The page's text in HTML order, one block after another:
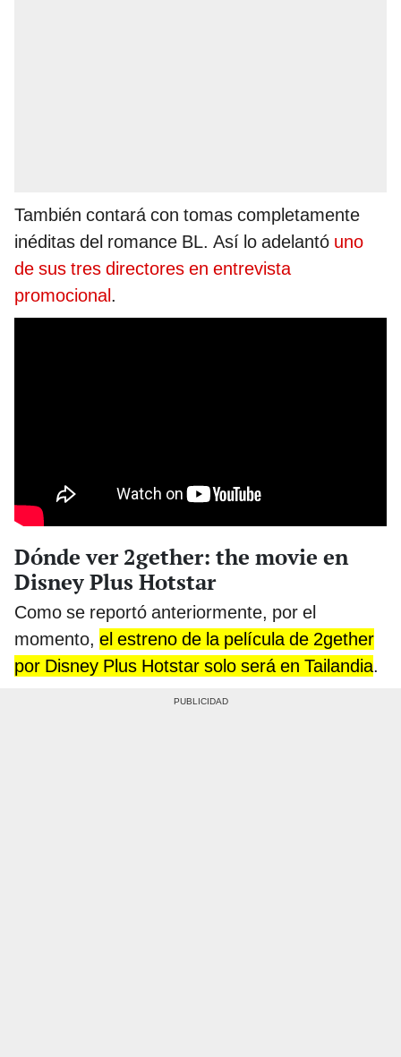
También contará con tomas completamente
inéditas del romance BL. Así lo adelantó uno
de sus tres directores en entrevista
promocional.
Dónde ver 2gether: the movie en
Disney Plus Hotstar
Como se reportó anteriormente, por el
momento, el estreno de la película de 2gether
por Disney Plus Hotstar solo será en Tailandia.